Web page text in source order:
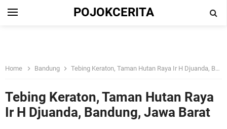
POJOKCERITA
Home Bandung Tebing Keraton, Taman Hutan Raya Ir H Djuanda, Bandung, Jawa Barat
Tebing Keraton, Taman Hutan Raya
Ir H Djuanda, Bandung, Jawa Barat